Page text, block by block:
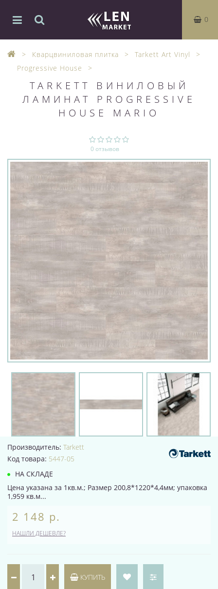
0
Кварцвиниловая плитка
Tarkett Art Vinyl
Progressive House
TARKETT ВИНИЛОВЫЙ
ЛАМИНАТ PROGRESSIVE
HOUSE MARIO
0 отзывов
Производитель: Tarkett
Код товара: 5447-05
НА СКЛАДЕ
Цена указана за 1кв.м.; Размер 200,8*1220*4,4мм; упаковка
1,959 кв.м...
2 148 р.
НАШЛИ ДЕШЕВЛЕ?
КУПИТЬ